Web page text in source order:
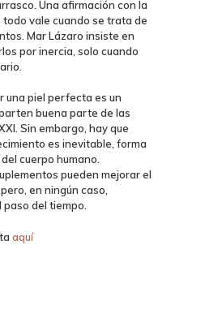
Una afirmación con la
todo vale cuando se trata de
Mar Lázaro insiste en
por inercia , solo cuando
unapiel perfecta es un
buena parte de las
Sin embargo, hay que
es inevitable, forma
cuerpo humano.
pueden mejorar el
en ningún caso,
del tiempo.
aquí